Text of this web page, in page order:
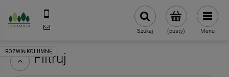
(pusty)
Szukaj Menu
Filtruj